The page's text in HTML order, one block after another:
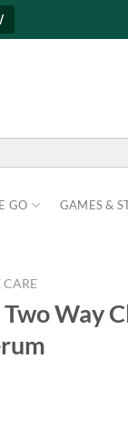
GO GAMES &
CARE
Way